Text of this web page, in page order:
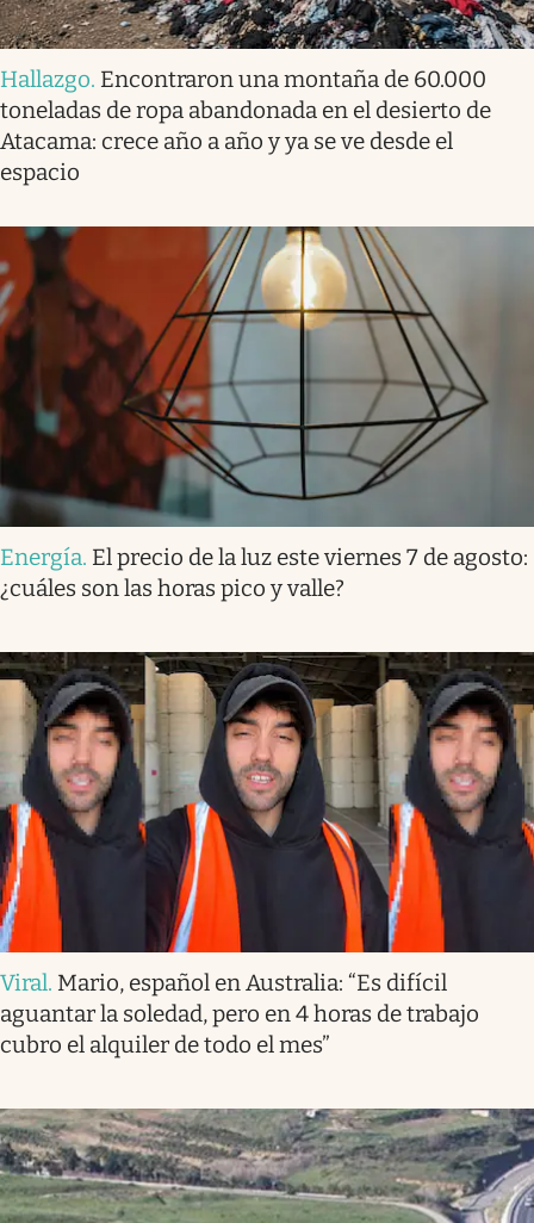
Hallazgo. Encontraron una montaña de 60.000
toneladas de ropa abandonada en el desierto de
Atacama: crece año a año y ya se ve desde el
espacio
Energía. El precio de la luz este viernes 7 de agosto:
¿cuáles son las horas pico y valle?
Viral. Mario, español en Australia: “Es difícil
aguantar la soledad, pero en 4 horas de trabajo
cubro el alquiler de todo el mes”